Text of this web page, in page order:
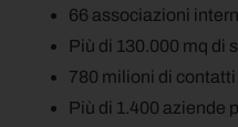
66 associazioni
Più di 130.000 mq di
780 milioni di
Più di 1.400 aziende